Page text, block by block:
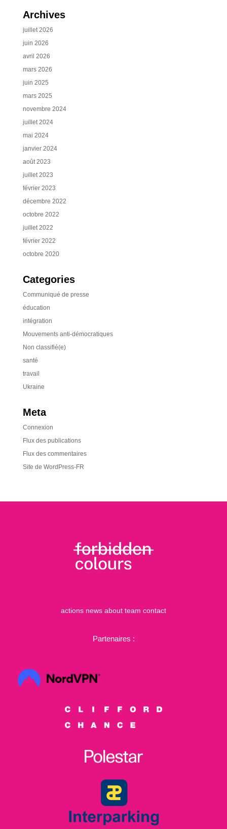
Archives
juillet 2026
juin 2026
avril 2026
mars 2026
juin 2025
mars 2025
novembre 2024
juillet 2024
mai 2024
janvier 2024
août 2023
juillet 2023
février 2023
décembre 2022
octobre 2022
juillet 2022
février 2022
octobre 2020
Categories
Communiqué de presse
éducation
intégration
Mouvements anti-démocratiques
Non classifié(e)
santé
travail
Ukraine
Meta
Connexion
Flux des publications
Flux des commentaires
Site de WordPress-FR
actions news about team contact
Partenaires :